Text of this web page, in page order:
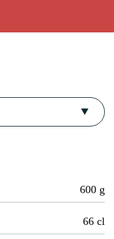
600 g
66 cl